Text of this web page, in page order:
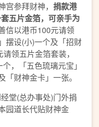
参拜财神， 捐款港
五片金箔， 可亲手为
信以港币100元请领
摆设(小)一个及「招财
领五片金箔套装，
，「五色琉璃元宝」
财神金卡」一张。
堂(总办事处)门外捐
园道长代贴财神金